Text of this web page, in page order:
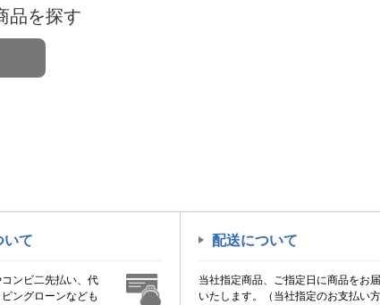
品を探す
いて
ンビ二先払い、代
ングローンなども
配送について
当社指定商品、ご指定日に商品をお
いたします。（当社指定のお支払い